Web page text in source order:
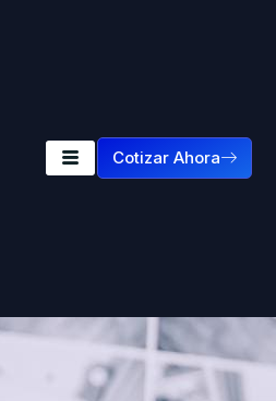
Cotizar Ahora